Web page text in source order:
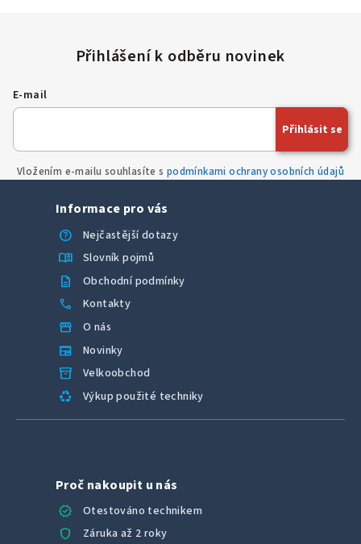
E-mail
Vložením e-mailu souhlasíte s podmínkami ochrany osobních údajů
Přihlásit se
Informace pro vás
help
Nejčastější dotazy
menu_book Slovník pojmů
description Obchodní podmínky
call Kontakty
storefront O nás
newspaper Novinky
inventory_2 Velkoobchod
recycling Výkup použité techniky
Proč nakoupit u nás
verified
Otestováno technikem
shield Záruka až 2 roky